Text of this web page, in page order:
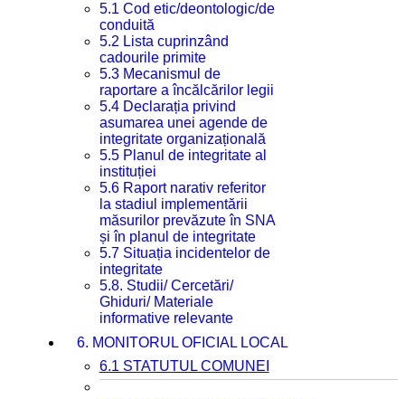
5.1 Cod etic/deontologic/de
conduită
5.2 Lista cuprinzând
cadourile primite
5.3 Mecanismul de
raportare a încălcărilor legii
5.4 Declarația privind
asumarea unei agende de
integritate organizațională
5.5 Planul de integritate al
instituției
5.6 Raport narativ referitor
la stadiul implementării
măsurilor prevăzute în SNA
și în planul de integritate
5.7 Situația incidentelor de
integritate
5.8. Studii/ Cercetări/
Ghiduri/ Materiale
informative relevante
6. MONITORUL OFICIAL LOCAL
6.1 STATUTUL COMUNEI